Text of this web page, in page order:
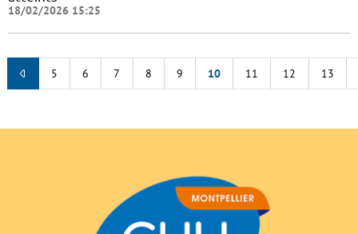
18/02/2026 15:25
5 6 7 8 9 10 11 12 13